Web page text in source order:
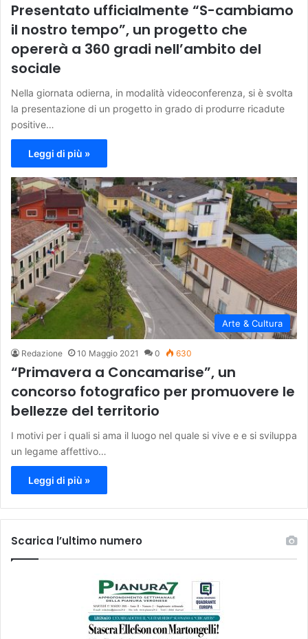
Presentato ufficialmente “S-cambiamo
il nostro tempo”, un progetto che
opererà a 360 gradi nell’ambito del
sociale
Nella giornata odierna, in modalità videoconferenza, si è svolta
la presentazione di un progetto in grado di produrre ricadute
positive…
Leggi di più »
Arte & Cultura
Redazione 10 Maggio 2021 0 630
“Primavera a Concamarise”, un
concorso fotografico per promuovere le
bellezze del territorio
I motivi per i quali si ama il luogo nel quale si vive e e si sviluppa
un legame affettivo…
Leggi di più »
Scarica l’ultimo numero